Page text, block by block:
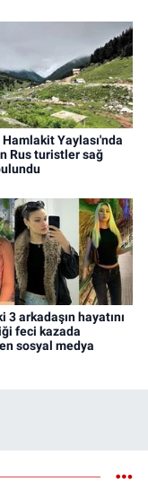
Yaylası'nda
Rus turistler sağ
3 arkadaşın hayatını
feci kazada
sosyal medya